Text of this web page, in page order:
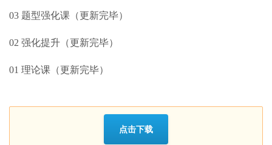
03 题型强化课（更新完毕）
02 强化提升（更新完毕）
01 理论课（更新完毕）
点击下载